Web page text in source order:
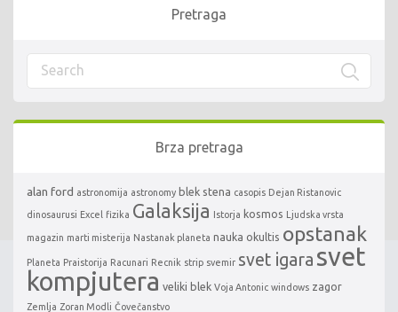
Pretraga
Brza pretraga
alan ford astronomija astronomy blek stena casopis Dejan Ristanovic
dinosaurusi Excel fizika Galaksija Istorja kosmos Ljudska vrsta
magazin marti misterija Nastanak planeta nauka okultis opstanak
Planeta Praistorija Racunari Recnik strip svemir svet igara svet
kompjutera veliki blek Voja Antonic windows zagor
Zemlja Zoran Modli Čovečanstvo